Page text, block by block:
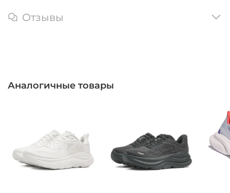
Отзывы
Аналогичные товары